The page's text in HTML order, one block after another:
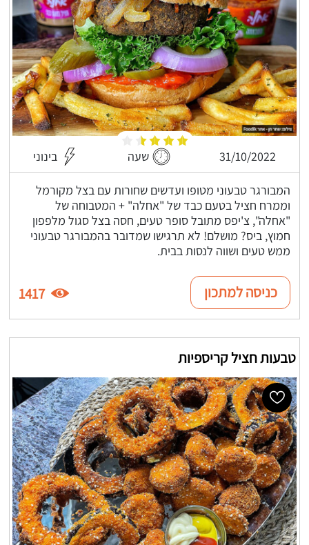
31/10/2022 שעה בינוני
המבורגר טבעוני מטופו ועדשים שחורות עם בצל מקורמל
וממרח חציל בטעם כבד של "אחלה" + המטבוחה של
"אחלה", צ'יפס מתובל סופר טעים, חסה בצל סגול מלפפון
חמוץ, ביס? מושלם! לא תרגישו שמדובר בהמבורגר טבעוני
ממש טעים ושווה לנסות בבית.
כניסה למתכון 1417
טבעות חציל קריספיות